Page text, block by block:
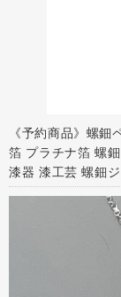
《予約商品》螺
箔 プラチナ箔 螺
漆器 漆工芸 螺鈿